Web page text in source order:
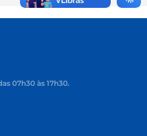
à sua área de
atribuídas pela
07h30 às 17h30.